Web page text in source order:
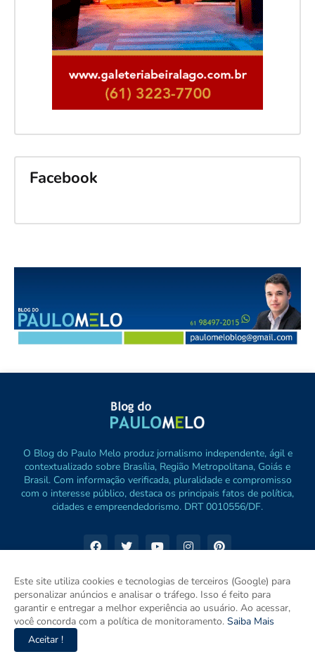
Facebook
O Blog do Paulo Melo produz jornalismo independente, ágil e
contextualizado sobre Brasília, Região Metropolitana, Goiás e
Brasil. Com informação verificada, pluralidade e compromisso
com o interesse público, destaca os principais fatos de política,
cidades e empreendedorismo. DRT 0010556/DF.
Este site utiliza cookies e tecnologias de terceiros (Google) para
personalizar anúncios e analisar o tráfego. Isso é feito para
garantir e entregar a melhor experiência ao usuário. Ao acessar,
você concorda com a política de monitoramento. Saiba Mais
Aceitar !